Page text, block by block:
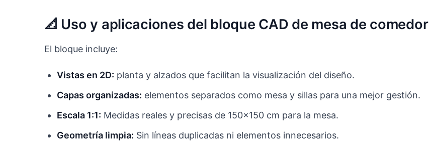
📐 Uso y aplicaciones del bloque CAD de mesa de comedor
El bloque incluye:
Vistas en 2D: planta y alzados que facilitan la visualización del diseño.
Capas organizadas: elementos separados como mesa y sillas para una mejor gestión.
Escala 1:1: Medidas reales y precisas de 150×150 cm para la mesa.
Geometría limpia: Sin líneas duplicadas ni elementos innecesarios.